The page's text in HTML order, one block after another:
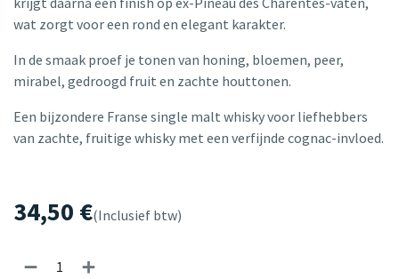
wat zorgt voor een rond en elegant karakter.
In de smaak proef je tonen van honing, bloemen, peer,
mirabel, gedroogd fruit en zachte houttonen.
Een bijzondere Franse single malt whisky voor liefhebbers
van zachte, fruitige whisky met een verfijnde cognac-invloed.
34,50 €(Inclusief btw)